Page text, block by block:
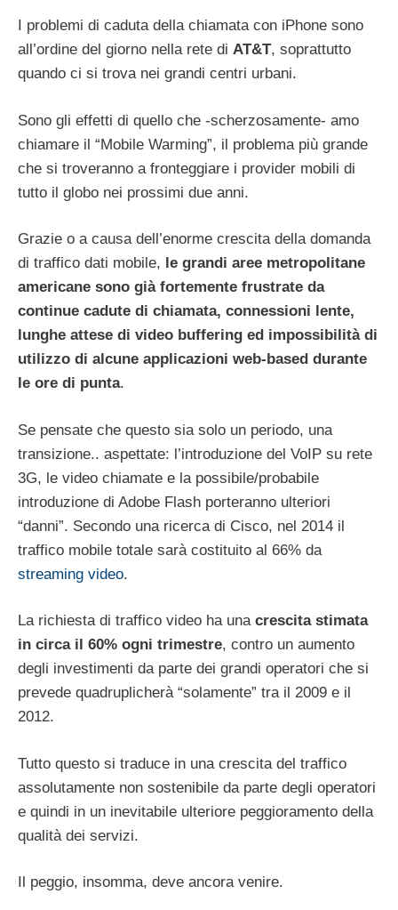
I problemi di caduta della chiamata con iPhone sono
all’ordine del giorno nella rete di AT&T, soprattutto
quando ci si trova nei grandi centri urbani.
Sono gli effetti di quello che -scherzosamente- amo
chiamare il “Mobile Warming”, il problema più grande
che si troveranno a fronteggiare i provider mobili di
tutto il globo nei prossimi due anni.
Grazie o a causa dell’enorme crescita della domanda
di traffico dati mobile, le grandi aree metropolitane
americane sono già fortemente frustrate da
continue cadute di chiamata, connessioni lente,
lunghe attese di video buffering ed impossibilità di
utilizzo di alcune applicazioni web-based durante
le ore di punta.
Se pensate che questo sia solo un periodo, una
transizione.. aspettate: l’introduzione del VoIP su rete
3G, le video chiamate e la possibile/probabile
introduzione di Adobe Flash porteranno ulteriori
“danni”. Secondo una ricerca di Cisco, nel 2014 il
traffico mobile totale sarà costituito al 66% da
streaming video.
La richiesta di traffico video ha una crescita stimata
in circa il 60% ogni trimestre, contro un aumento
degli investimenti da parte dei grandi operatori che si
prevede quadruplicherà “solamente” tra il 2009 e il
2012.
Tutto questo si traduce in una crescita del traffico
assolutamente non sostenibile da parte degli operatori
e quindi in un inevitabile ulteriore peggioramento della
qualità dei servizi.
Il peggio, insomma, deve ancora venire.